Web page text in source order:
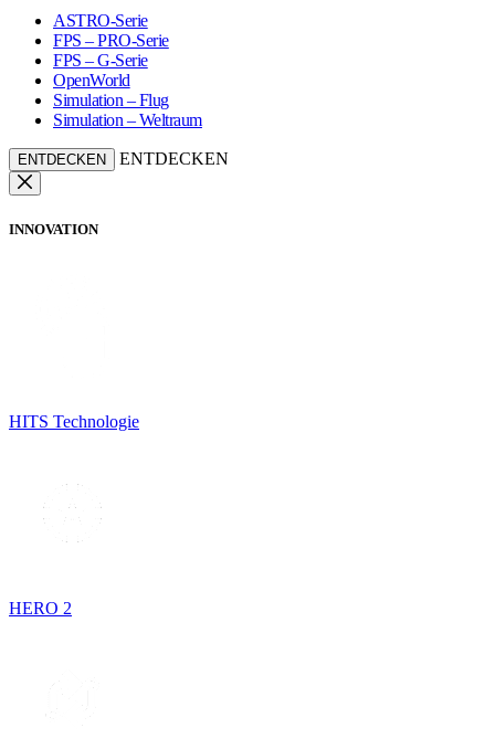
ASTRO-Serie
FPS – PRO-Serie
FPS – G-Serie
OpenWorld
Simulation – Flug
Simulation – Weltraum
ENTDECKEN ENTDECKEN
INNOVATION
HITS Technologie
HERO 2